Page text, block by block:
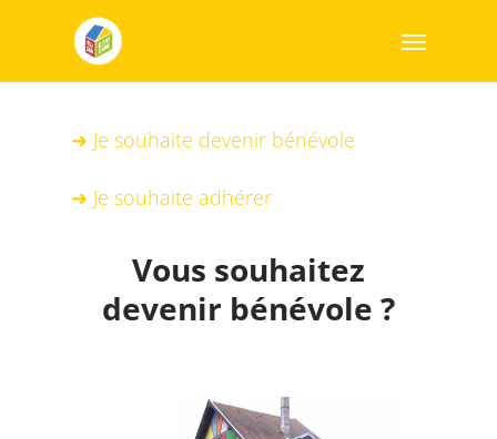
➜ Je souhaite devenir bénévole
➜ Je souhaite adhérer
Vous souhaitez
devenir bénévole ?